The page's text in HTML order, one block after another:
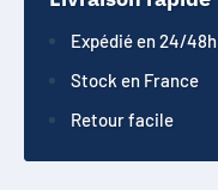
Expédié en 24/48h
Stock en France
Retour facile